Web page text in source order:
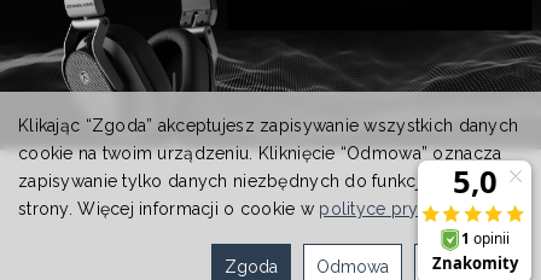
Klikając “Zgoda” akceptujesz zapisywanie wszystkich danych
cookie na twoim urządzeniu. Kliknięcie “Odmowa” oznacza
zapisywanie tylko danych niezbędnych do funkcjonowania
strony. Więcej informacji o cookie w polityce prywatności.
Ustawienia
Odmowa
Zgoda